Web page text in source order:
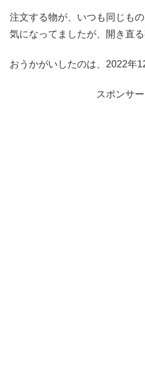
注文する物が、いつも同じも
気になってましたが、開き直
おうかがいしたのは、2022年
スポンサ